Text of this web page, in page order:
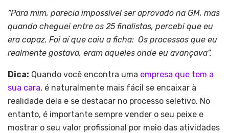
“Para mim, parecia impossível ser aprovado na GM, mas
quando cheguei entre os 25 finalistas, percebi que eu
era capaz. Foi aí que caiu a ficha: Os processos que eu
realmente gostava, eram aqueles onde eu avançava”.
Dica: Quando você encontra uma empresa que tem a
sua cara, é naturalmente mais fácil se encaixar à
realidade dela e se destacar no processo seletivo. No
entanto, é importante sempre vender o seu peixe e
mostrar o seu valor profissional por meio das atividades